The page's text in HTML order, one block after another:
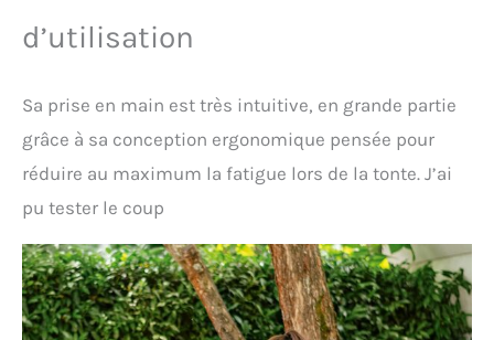
d’utilisation
Sa prise en main est très intuitive, en grande partie
grâce à sa conception ergonomique pensée pour
réduire au maximum la fatigue lors de la tonte. J’ai
pu tester le coup